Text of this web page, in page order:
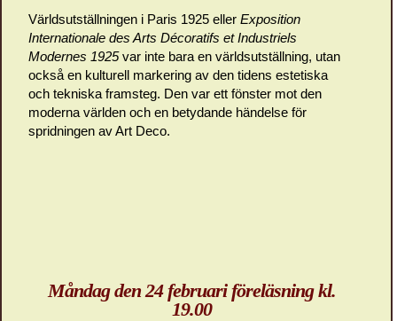
Världsutställningen i Paris 1925 eller Exposition
Internationale des Arts Décoratifs et Industriels
Modernes 1925var inte bara en världsutställning, utan
också en kulturell markering av den tidens estetiska
och tekniska framsteg. Den var ett fönster mot den
moderna världen och en betydande händelse för
spridningen av Art Deco.
Måndag den 24 februari föreläsning kl.
19.00